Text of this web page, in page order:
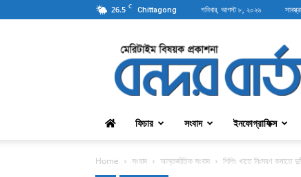
26.5 C Chittagong শনিবার, আগস্ট ৮, ২০২৬
বন্দরবার্তা
ফিচার সংবাদ ইনফোগ্রাফিক্স
Home সংবাদ আন্তর্জাতিক সংবাদ শিপিং খাতে নিঃসরণ কমাতে